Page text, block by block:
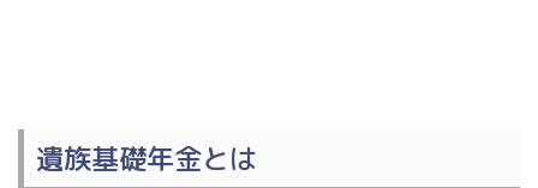
遺族基礎年金とは